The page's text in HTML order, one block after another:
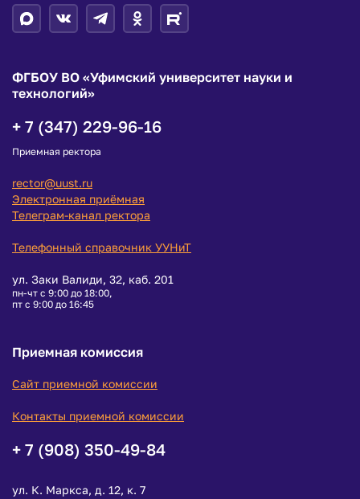
ФГБОУ ВО «Уфимский университет науки и
технологий»
+ 7 (347) 229-96-16
Приемная ректора
rector@uust.ru
Электронная приёмная
Телеграм-канал ректора
Телефонный справочник УУНиТ
ул. Заки Валиди, 32, каб. 201
пн-чт с 9:00 до 18:00,
пт с 9:00 до 16:45
Приемная комиссия
Сайт приемной комиссии
Контакты приемной комиссии
+ 7 (908) 350-49-84
ул. К. Маркса, д. 12, к. 7